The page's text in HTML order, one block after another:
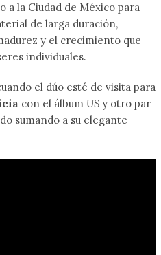
a la Ciudad de México para
de larga duración,
y el crecimiento que
individuales.
el dúo esté de visita para
con el álbum US y otro par
sumando a su elegante